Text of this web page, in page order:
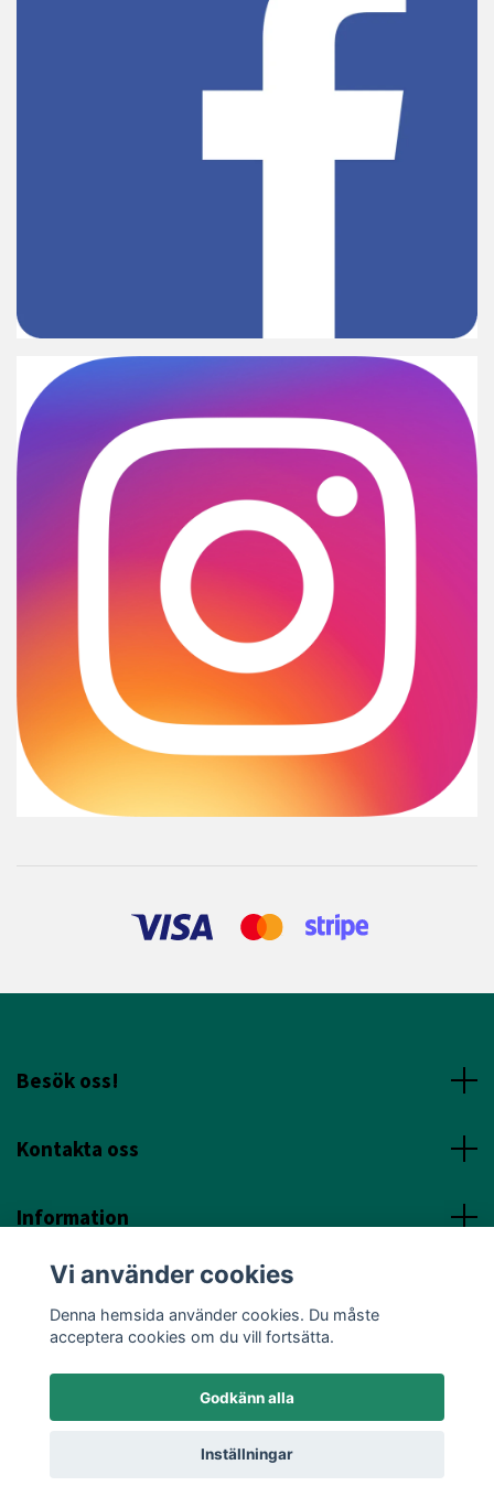
Besök oss!
Kontakta oss
Information
Sociala Media
© 2026 Annicas Handelsträdgård
Vi använder cookies
Denna hemsida använder cookies. Du måste
acceptera cookies om du vill fortsätta.
Godkänn alla
Inställningar